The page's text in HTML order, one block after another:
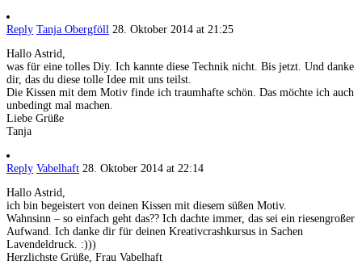
Reply Tanja Obergföll 28. Oktober 2014 at 21:25
Hallo Astrid,
was für eine tolles Diy. Ich kannte diese Technik nicht. Bis jetzt. Und danke
dir, das du diese tolle Idee mit uns teilst.
Die Kissen mit dem Motiv finde ich traumhafte schön. Das möchte ich auch
unbedingt mal machen.
Liebe Grüße
Tanja
Reply Vabelhaft 28. Oktober 2014 at 22:14
Hallo Astrid,
ich bin begeistert von deinen Kissen mit diesem süßen Motiv.
Wahnsinn – so einfach geht das?? Ich dachte immer, das sei ein riesengroßer
Aufwand. Ich danke dir für deinen Kreativcrashkursus in Sachen
Lavendeldruck. :)))
Herzlichste Grüße, Frau Vabelhaft